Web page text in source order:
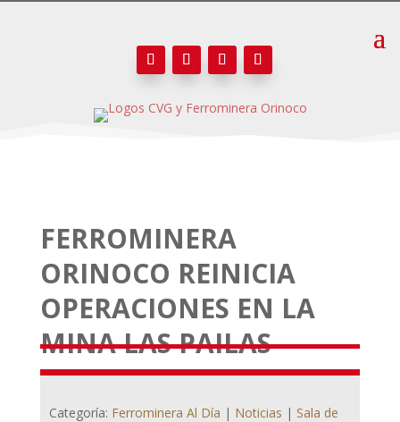
FERROMINERA
ORINOCO REINICIA
OPERACIONES EN LA
MINA LAS PAILAS
Categoría: Ferrominera Al Día | Noticias | Sala de